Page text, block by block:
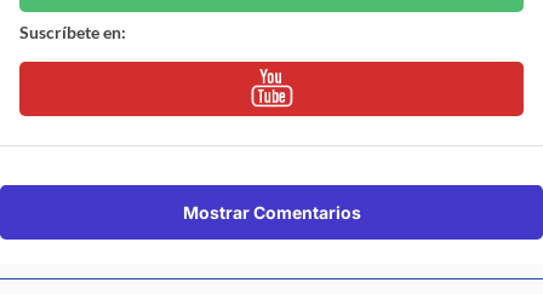
Suscríbete en:
Mostrar Comentarios